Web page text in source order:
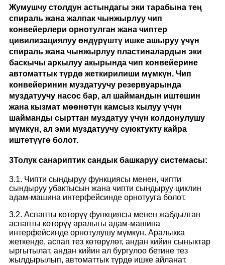
Жумушчу столдун астындагы эки тарабына тең
спираль жана жалпак чынжырлуу чип
конвейерлери орнотулган жана чиптер
цивилизациялуу өндүрүштү ишке ашыруу үчүн
спираль жана чынжырлуу пластиналардын эки
баскычы аркылуу акырында чип конвейерине
автоматтык түрдө жеткирилиши мүмкүн. Чип
конвейеринин муздатуучу резервуарында
муздатуучу насос бар, ал шаймандын иштешин
жана кызмат мөөнөтүн камсыз кылуу үчүн
шайманды сырттан муздатуу үчүн колдонулушу
мүмкүн, ал эми муздатуучу суюктукту кайра
иштетүүгө болот.
3Толук санариптик сандык башкаруу системасы:
3.1. Чипти сындыруу функциясы менен, чипти
сындыруу убактысын жана чипти сындыруу циклин
адам-машина интерфейсинде орнотууга болот.
3.2. Аспапты көтөрүү функциясы менен жабдылган
аспапты көтөрүү аралыгы адам-машина
интерфейсинде орнотулушу мүмкүн. Аралыкка
жеткенде, аспап тез көтөрүлөт, андан кийин сыныктар
ыргытылат, андан кийин ал бургулоо бетине тез
жылдырылып, автоматтык түрдө ишке айланат.